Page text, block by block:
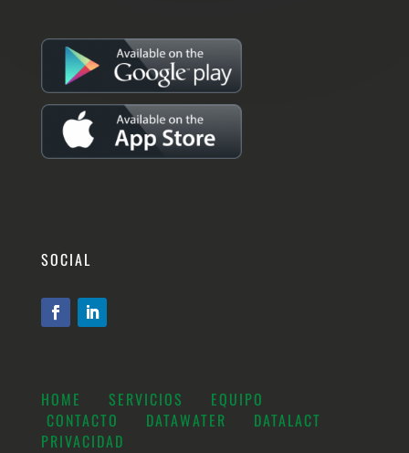
SOCIAL
HOME SERVICIOS
EQUIPO
CONTACTO
DATAWATER
DATALACT
PRIVACIDAD